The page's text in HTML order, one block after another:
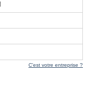
C'est votre entreprise ?